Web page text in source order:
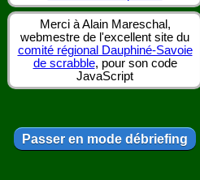
Merci à Alain Mareschal,
webmestre de l'excellent site du
comité régional Dauphiné-Savoie
de scrabble, pour son code
JavaScript
Passer en mode débriefing